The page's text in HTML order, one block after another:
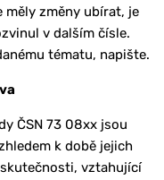
měly změny ubírat, je
v dalším čísle.
tématu, napište.
ČSN 73 08xx jsou
k době jejich
vztahující